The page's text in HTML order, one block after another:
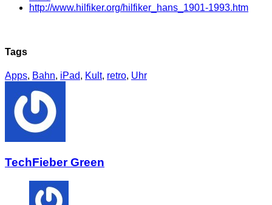
http://www.hilfiker.org/hilfiker_hans_1901-1993.htm
Tags
Apps, Bahn, iPad, Kult, retro, Uhr
TechFieber Green